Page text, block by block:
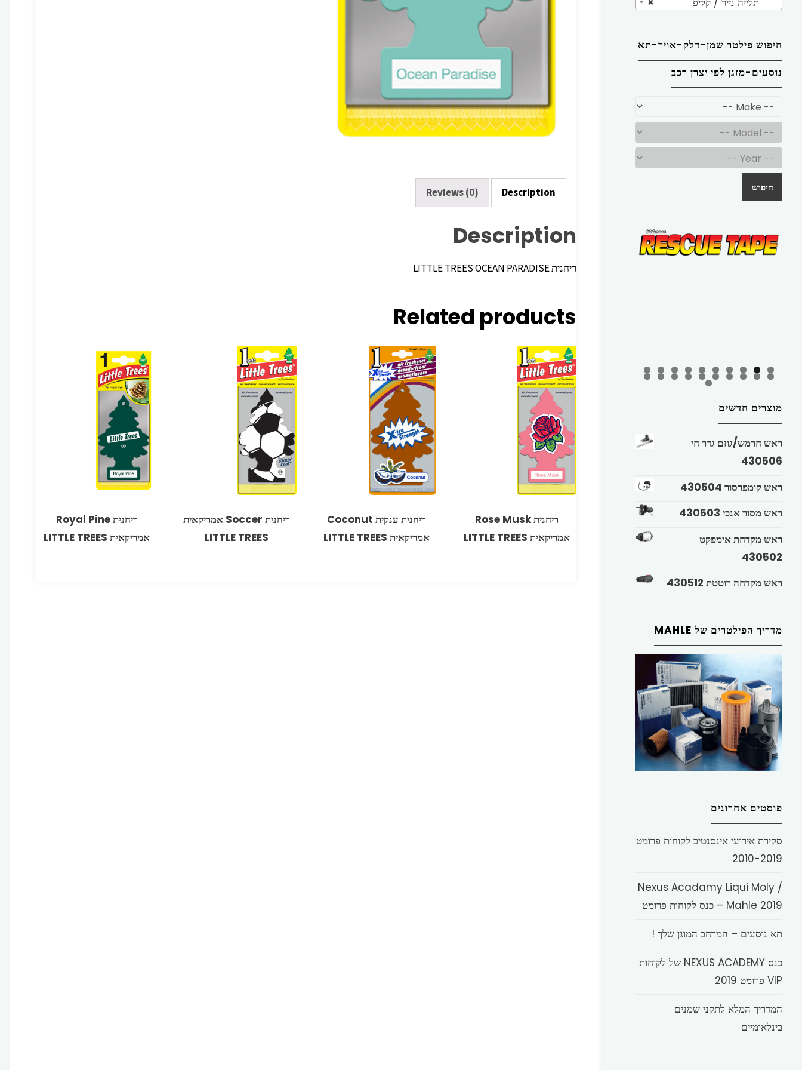
Description
Reviews (0)
Description
ריחנית LITTLE TREES OCEAN PARADISE
Related products
ריחנית Rose Musk
אמריקאית LITTLE TREES
ריחנית ענקית Coconut
אמריקאית LITTLE TREES
ריחנית Soccer אמריקאית
LITTLE TREES
ריחנית Royal Pine
אמריקאית LITTLE TREES
חיפוש פילטר שמן-דלק-אויר-תא
נוסעים-מזגן לפי יצרן רכב
חיפוש
מוצרים חדשים
ראש חרמש/גוזם גדר חי
430506
ראש קומפרסור 430504
ראש מסור אנכי 430503
ראש מקדחת אימפקט
430502
ראש מקדחה רוטטת 430512
מדריך הפילטרים של MAHLE
פוסטים אחרונים
סקירת אירועי אינסנטיב לקוחות פרומט
2010-2019
Nexus Acadamy Liqui Moly /
Mahle 2019 – כנס לקוחות פרומט
תא נוסעים – המרחב המוגן שלך !
כנס NEXUS ACADEMY של לקוחות
VIP פרומט 2019
המדריך המלא לתקני שמנים
בינלאומיים